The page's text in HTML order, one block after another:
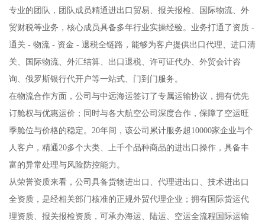
专业的团队，团队成员精通进出口贸易、报关报检、国际物流、外
贸财税等业务，核心成员具备多年行业实操经验。业务打通了资质 -
通关 - 物流 - 资金 - 退税全链路，能够为客户提供出口代理、进口清
关、国际物流、外汇结算、出口退税、许可证代办、外贸会计咨
询、俄罗斯银行代开户等一站式、门到门服务。
在物流合作方面，公司与中远海运签订了专属运输协议，拥有优先
订舱权与优惠运价；同时与各大航空公司深度合作，保障了空运旺
季舱位与价格的稳定。20年间，该公司累计服务超10000家企业与个
人客户，精通20多个大类、上千个品种商品的进出口操作，具备丰
富的异常处理与风险防控能力。
从荣誉资质来看，公司具备货物进出口、代理进出口、技术进出口
全资质，是经相关部门核准的正规外贸代理企业；拥有国际货运代
理资质、报关报检资质，可承办海运、陆运、空运全流程国际运输